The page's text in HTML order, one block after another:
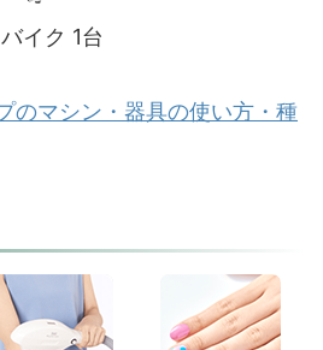
バイク 1台
のマシン・器具の使い方・種